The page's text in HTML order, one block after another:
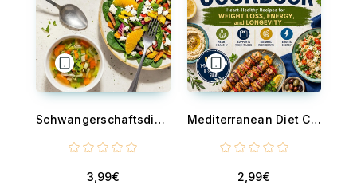
Schwangerschaftsdiabetes Kochbuch - 100 Rezepte für eine ausgewogene Ernährung in der Schwangerschaft. Das große Rezept Buch bei Gestationsdiabetes mit Frühstück, Mittag, Abendessen und Snacks – mit Kohlenhydratangaben pro Portion.
3,99€
Mediterranean Diet Cookbook - Heart-Healthy Recipes for Weight Loss, Energy, and Longevity
2,99€